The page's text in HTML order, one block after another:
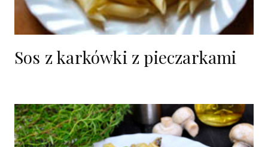
Sos z karkówki z pieczarkami